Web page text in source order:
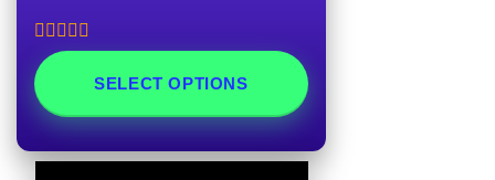
Rated5.00
out of 5
SELECT OPTIONS